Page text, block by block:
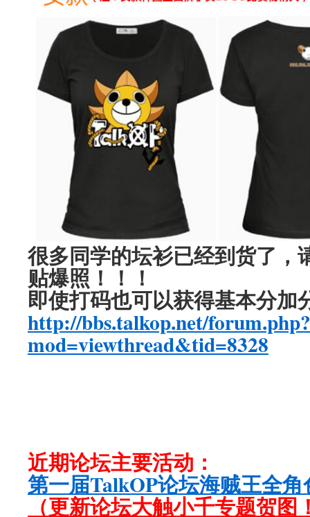
很多同学的坛衫已经到货了，
贴爆照！！！
即使打码也可以获得基本分加
http://bbs.talkop.net/forum.php?
mod=viewthread&tid=8328
近期论坛主要活动：
第一届TalkOP论坛海贼王全
（更新论坛大触小千专题贺图